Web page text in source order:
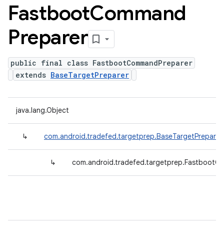
FastbootCommand
Preparer
public final class FastbootCommandPreparer
extends BaseTargetPreparer
java.lang.Object
↳ com.android.tradefed.targetprep.BaseTargetPreparer
↳